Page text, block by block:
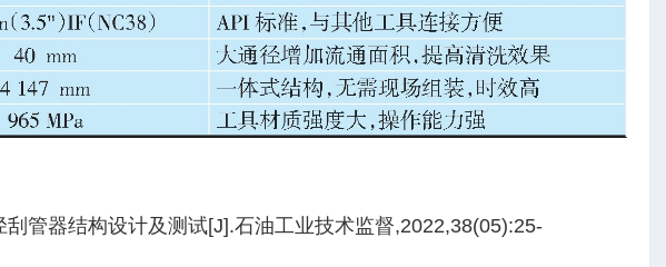
管器结构设计及测试[J].石油工业技术监督,2022,38(05):25-